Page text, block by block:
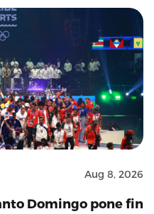
Aug 8, 2026
Domingo pone fin